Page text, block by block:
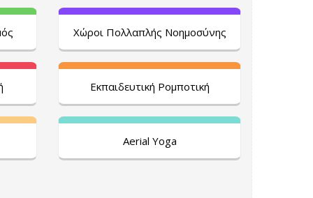
Χώροι Πολλαπλής Νοημοσύνης
Εκπαιδευτική Ρομποτική
Aerial Yoga